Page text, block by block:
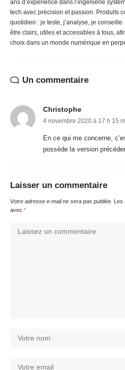
ans d’expérience dans l’ingénierie
tech avec précision et passion. Produits
quotidien : je teste, j’analyse, je
être clairs, utiles et accessibles à tous,
choix dans un monde numérique en
Un commentaire
Christophe
4 novembre 2020 à 17 h 15
En ce qui me concerne,
possède la version
Laisser un commentaire
Votre adresse e-mail ne sera pas publiée. Les
avec *